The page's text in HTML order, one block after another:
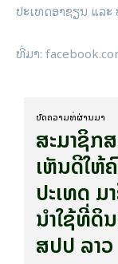
ປະເທດອາຊຽນ ແລ
ທີ່​ມາ:
ບົດ​ຄວາມ​ທີ່​ຜ່ານ​ມາ
ສະ​ມາ​ຊິກ​
ເຫັນດີໃຫ້
ປະເທດ ມ
ນຳໃຊ້ທີ່ດິ
ສປປ ລາວ